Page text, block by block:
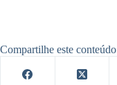
Compartilhe este conteúdo